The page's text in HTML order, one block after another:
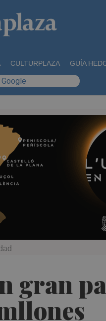
CULTURPLAZA GUÍA
gran